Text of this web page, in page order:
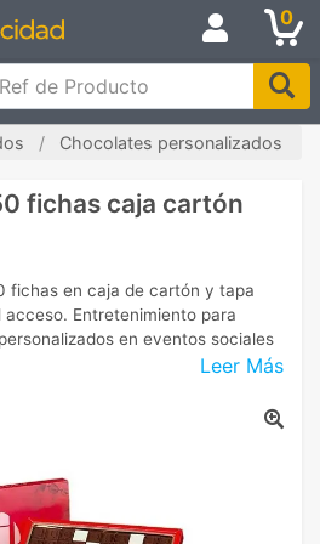
0
de Producto
Chocolates personalizados
fichas caja cartón
Leer Más
fichas en caja de cartón y tapa
Entretenimiento para
en eventos sociales